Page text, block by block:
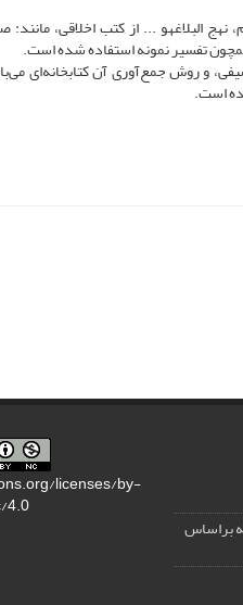
نهج البلاغهو ... از کتب اخلاقی،
همچون تفسیر نمونه استفاده شده است.
و روش جمع‌آوری آن کتابخانه‌ای
است.
براساس
licenses/by-